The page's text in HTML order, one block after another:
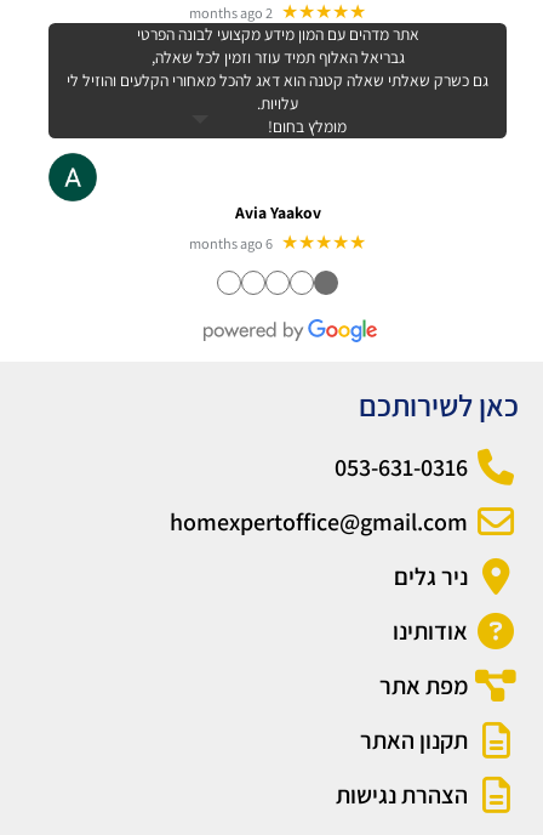
★★★★★
2 months ago
אתר מדהים עם המון מידע מקצועי לבונה הפרטי
גבריאל האלוף תמיד עוזר וזמין לכל שאלה,
גם כשרק שאלתי שאלה קטנה הוא דאג להכל מאחורי הקלעים והוזיל לי
עלויות.
מומלץ בחום!
Avia Yaakov
★★★★★
6 months ago
●
●
●
●
●
כאן לשירותכם
053-631-0316
homexpertoffice@gmail.com
ניר גלים
אודותינו
מפת אתר
תקנון האתר
הצהרת נגישות